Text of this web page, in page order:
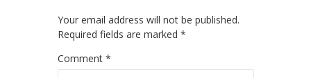
Your email address will not be published.
Required fields are marked *
Comment *